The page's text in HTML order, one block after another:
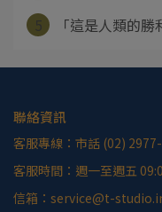
「這是人類的
聯絡資訊
客服專線：市話 (02)
客服時間：週一至週五
信箱：service@t-